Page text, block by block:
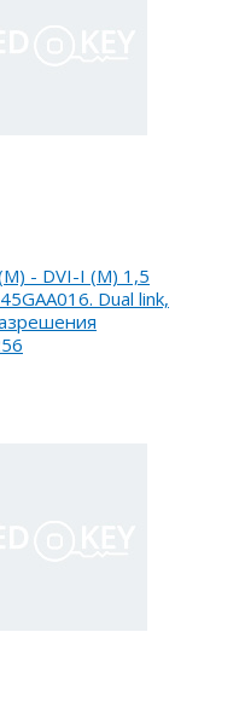
- DVI-I (M) 1,5
Dual link,